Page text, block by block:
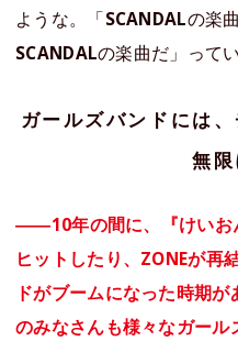
ような。「SCANDALの楽
SCANDALの楽曲だ」って
ガールズバンドには
無
――10年の間に、『けいお
ヒットしたり、ZONEが再
ドがブームになった時期
のみなさんも様々なガー